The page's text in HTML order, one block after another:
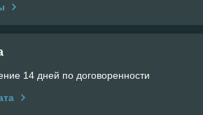
14 дней по договоренности